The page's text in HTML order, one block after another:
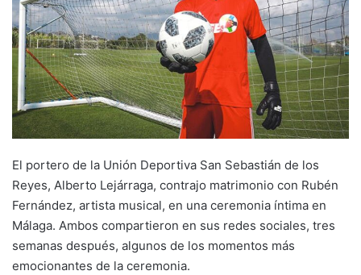
El portero de la Unión Deportiva San Sebastián de los
Reyes, Alberto Lejárraga, contrajo matrimonio con Rubén
Fernández, artista musical, en una ceremonia íntima en
Málaga. Ambos compartieron en sus redes sociales, tres
semanas después, algunos de los momentos más
emocionantes de la ceremonia.